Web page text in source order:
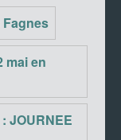
mai en
JOURNEE